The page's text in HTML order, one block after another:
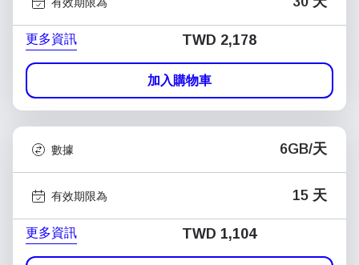
更多資訊 TWD 2,178
加入購物車
數據 6GB/天
有效期限為 15 天
更多資訊 TWD 1,104